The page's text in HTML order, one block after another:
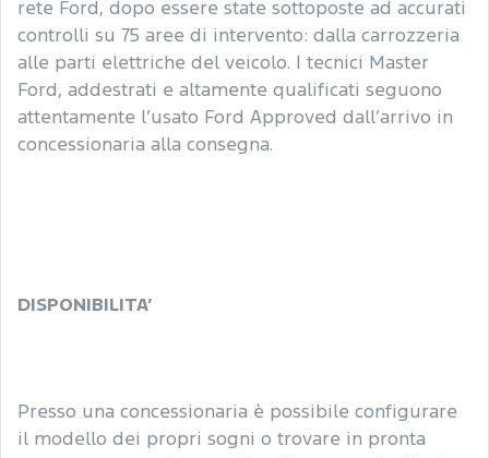
rete Ford, dopo essere state sottoposte ad accurati
controlli su 75 aree di intervento: dalla carrozzeria
alle parti elettriche del veicolo. I tecnici Master
Ford, addestrati e altamente qualificati seguono
attentamente l’usato Ford Approved dall’arrivo in
concessionaria alla consegna.
DISPONIBILITA’
Presso una concessionaria è possibile configurare
il modello dei propri sogni o trovare in pronta